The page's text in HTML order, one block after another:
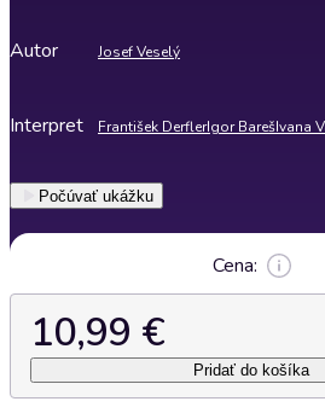
Autor Josef Veselý
Interpret František DerflerIgor BarešIvana
Počúvať ukážku
Cena:
10,99 €
Pridať do košíka